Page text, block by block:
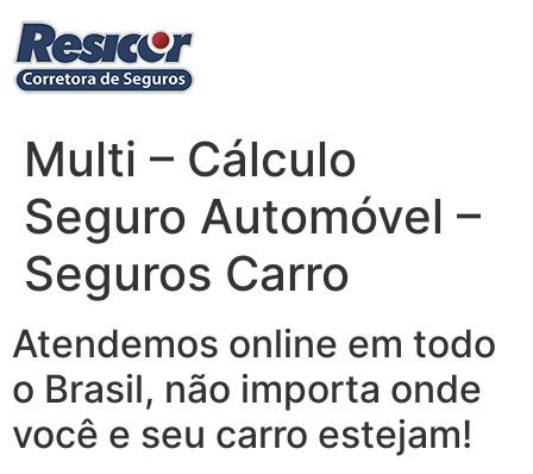
para
conteúdo
Multi – Cálculo
Seguro Automóvel –
Seguros Carro
Atendemos online em todo
o Brasil, não importa onde
você e seu carro estejam!